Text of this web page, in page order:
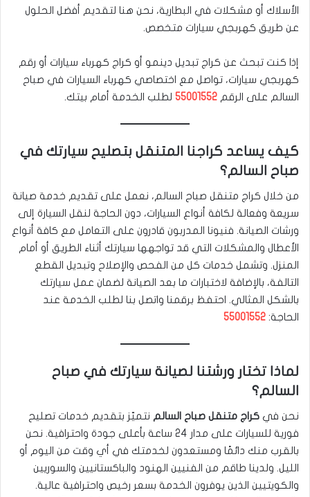
الأسلاك أو مشكلات في البطارية، نحن هنا لتقديم أفضل الحلول
عن طريق كهربجي سيارات متخصص.
إذا كنت تبحث عن كراج تبديل دينمو أو كراج كهرباء سيارات أو رقم
كهربجي سيارات، تواصل مع اختصاصي كهرباء السيارات في صباح
السالم على الرقم 55001552 لطلب الخدمة أمام بيتك.
كيف يساعد كراجنا المتنقل بتصليح سيارتك في
صباح السالم؟
من خلال كراج متنقل صباح السالم، نعمل على تقديم خدمة صيانة
سريعة وفعالة لكافة أنواع السيارات، دون الحاجة لنقل السيارة إلى
ورشات الصيانة. فنيونا المدربون قادرون على التعامل مع كافة أنواع
الأعطال والمشكلات التي قد تواجهها سيارتك أثناء الطريق أو أمام
المنزل. وتشمل خدمات كل من الفحص والإصلاح وتبديل القطع
التالفة، بالإضافة لاختبارات ما بعد الصيانة لضمان عمل سيارتك
بالشكل المثالي. احتفظ برقمنا واتصل بنا لطلب الخدمة عند
الحاجة: 55001552
لماذا تختار ورشتنا لصيانة سيارتك في صباح
السالم؟
نحن في كراج متنقل صباح السالم نتميّز بتقديم خدمات تصليح
فورية للسيارات على مدار 24 ساعة بأعلى جودة واحترافية. نحن
بالقرب منك دائمًا ومستعدون لخدمتك في أي وقت من اليوم أو
الليل. ولدينا طاقم من الفنيين الهنود والباكستانيين والسوريين
والكويتيين الذين يوفرون الخدمة بسعر رخيص واحترافية عالية.